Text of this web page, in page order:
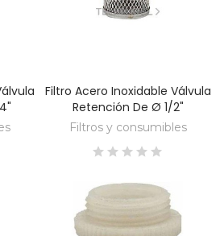
DESCUBRE
Filtro Acero Inoxidable Válvula
Retención De Ø 1/2"
Filtros y consumibles